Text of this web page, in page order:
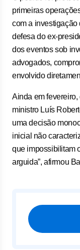
primeiras
com a investigação
defesa do ex-
dos eventos sob
advogados,
envolvido
Ainda em
ministro Luís
uma decisão
inicial não
que impossibilitam
arguida”, afirmou